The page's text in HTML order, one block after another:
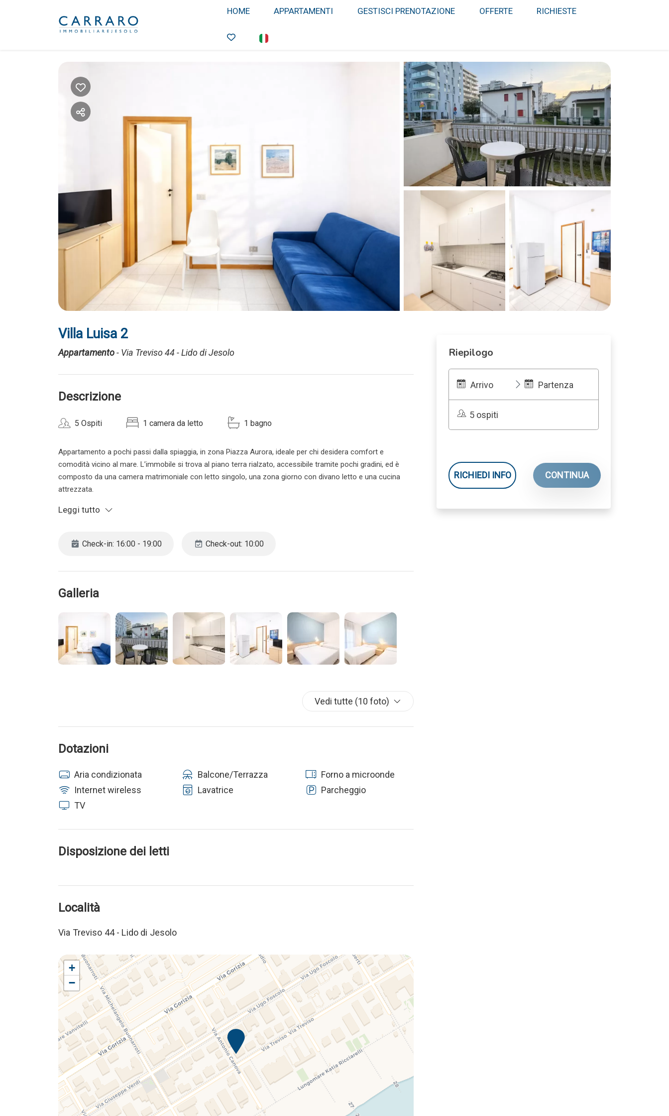
HOME APPARTAMENTI GESTISCI PRENOTAZIONE OFFERTE RICHIESTE
Villa Luisa 2
Appartamento- Via Treviso 44 - Lido di Jesolo
Descrizione
5 Ospiti 1 camera da letto 1 bagno
Appartamento a pochi passi dalla spiaggia, in zona Piazza Aurora, ideale per chi desidera comfort e
comodità vicino al mare. L’immobile si trova al piano terra rialzato, accessibile tramite pochi gradini, ed è
composto da una camera matrimoniale con letto singolo, una zona giorno con divano letto e una cucina
attrezzata.
Completa la proprietà un piacevole terrazzo, perfetto per rilassarsi all’aria aperta e godersi momenti di
ragazzi/e. Vi invitiamo pertanto a contattarci direttamente tramite email o telefono. Nel caso in cui l’agenzia
decida di cancellare la prenotazione ne il cliente ne l’agenzia sarà soggetta a penali/rimborsi.
Leggi tutto
Check-in: 16:00 - 19:00 Check-out: 10:00
Galleria
Vedi tutte (10 foto)
Dotazioni
Aria condizionata Balcone/Terrazza
Forno a microonde
Internet wireless
Lavatrice
Parcheggio
TV
Disposizione dei letti
Località
Via Treviso 44 - Lido di Jesolo
+
−
Riepilogo
Arrivo Partenza
5 ospiti
RICHIEDI INFO CONTINUA